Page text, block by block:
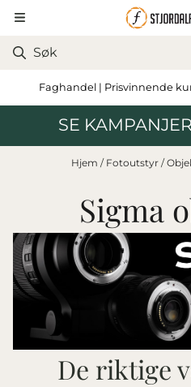
Hopp til innhold
Faghandel | Prisvinnende
SE
Hjem / Fotoutstyr /
Sigma
De riktige